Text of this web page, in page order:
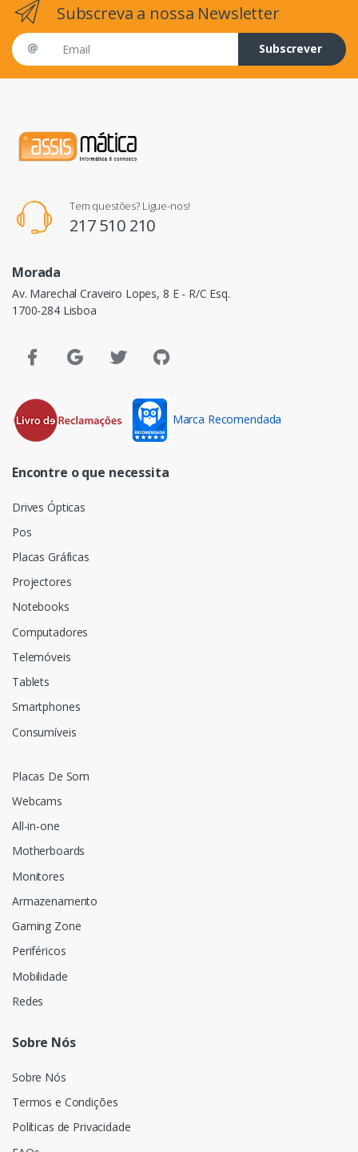
Subscreva a nossa Newsletter
Email address
Subscrever
Tem questões? Ligue-nos!
217 510 210
Morada
Av. Marechal Craveiro Lopes, 8 E - R/C Esq.
1700-284 Lisboa
Marca Recomendada
Encontre o que necessita
Drives Ópticas
Pos
Placas Gráficas
Projectores
Notebooks
Computadores
Telemóveis
Tablets
Smartphones
Consumíveis
Placas De Som
Webcams
All-in-one
Motherboards
Monitores
Armazenamento
Gaming Zone
Periféricos
Mobilidade
Redes
Sobre Nós
Sobre Nós
Termos e Condições
Políticas de Privacidade